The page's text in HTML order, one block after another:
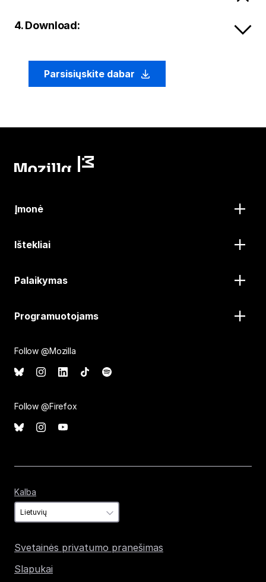
4. Download:
Parsisiųskite dabar
Įmonė
Ištekliai
Palaikymas
Programuotojams
Follow @Mozilla
Follow @Firefox
Kalba
Svetainės privatumo pranešimas
Slapukai